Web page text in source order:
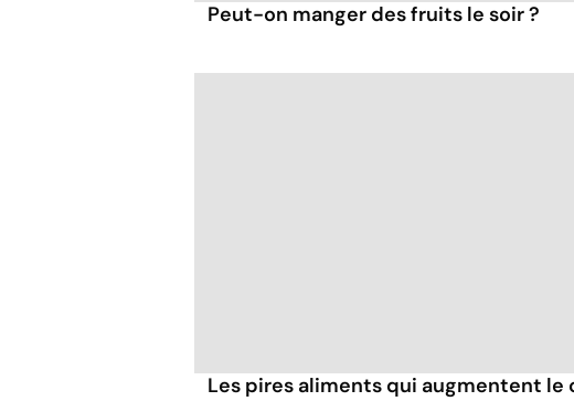
Peut-on manger des fruits le soir ?
Les pires aliments qui augmentent le